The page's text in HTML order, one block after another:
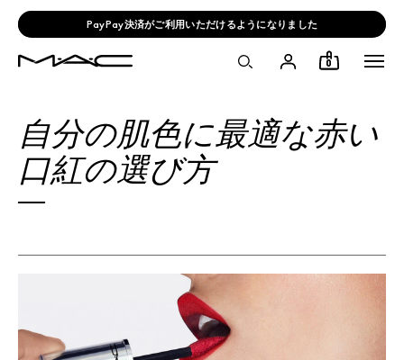
PayPay決済がご利用いただけるようになりました
0
自分の肌色に最適な赤い
口紅の選び方